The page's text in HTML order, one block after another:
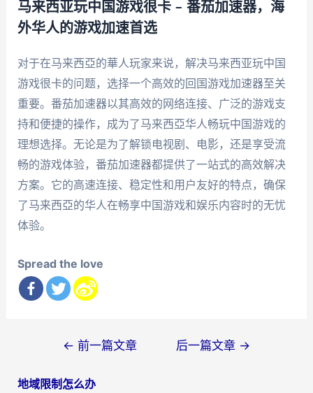
马来西亚玩中国游戏很卡 – 番茄加速器，海
外华人的游戏加速首选
对于在马来西亞的華人玩家来说，解决马来西亚玩中国
游戏很卡的问题，选择一个高效的回国游戏加速器至关
重要。番茄加速器以其高效的网络连接、广泛的游戏支
持和便捷的操作，成为了马来西亞华人畅玩中国游戏的
理想选择。无论是为了解锁电视剧、电影，还是享受流
畅的游戏体验，番茄加速器都提供了一站式的高效解决
方案。它的高速连接、稳定性和用户友好的特点，确保
了马来西亞的华人在畅享中国游戏和娱乐内容时的无忧
体验。
Spread the love
导
← 前一篇文章 后一篇文章 →
地域限制怎么办